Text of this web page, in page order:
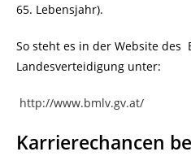
65. Lebensjahr).
So steht es in der Website des
Landesverteidigung unter:
http://www.bmlv.gv.at/
Karrierechancen